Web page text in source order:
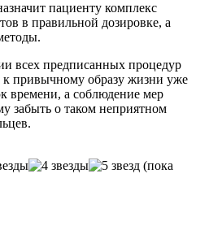
пациенту комплекс
в правильной дозировке, а
всех предписанных процедур
к привычному образу жизни уже
времени, а соблюдение мер
забыть о таком неприятном
(пока